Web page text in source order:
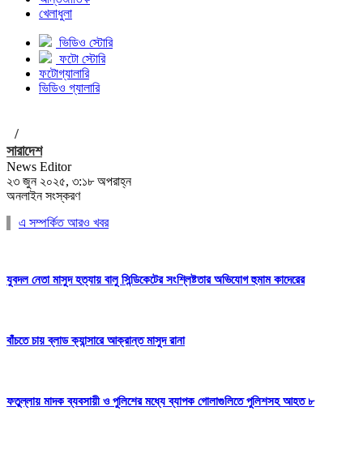
খেলাধুলা
ভিডিও স্টোরি
ফটো স্টোরি
ফটোগ্যালারি
ভিডিও গ্যালারি
/
সারাদেশ
News Editor
২৩ জুন ২০২৫, ৩:১৮ অপরাহ্ন
অনলাইন সংস্করণ
এ সম্পর্কিত আরও খবর
যুবদল নেতা মাসুদ হত্যায় বালু সিন্ডিকেটের সংশ্লিষ্টতার অভিযোগ হুমাম কাদেরের
বাঁচতে চায় ব্লাড ক্যান্সারে আক্রান্ত মাসুদ রানা
ফতুল্লায় মাদক ব্যবসায়ী ও পুলিশের মধ্যে ব্যাপক গোলাগুলিতে পুলিশসহ আহত ৮